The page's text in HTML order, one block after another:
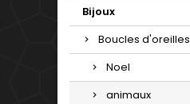
Bijoux
Boucles d'oreilles
Noel
animaux